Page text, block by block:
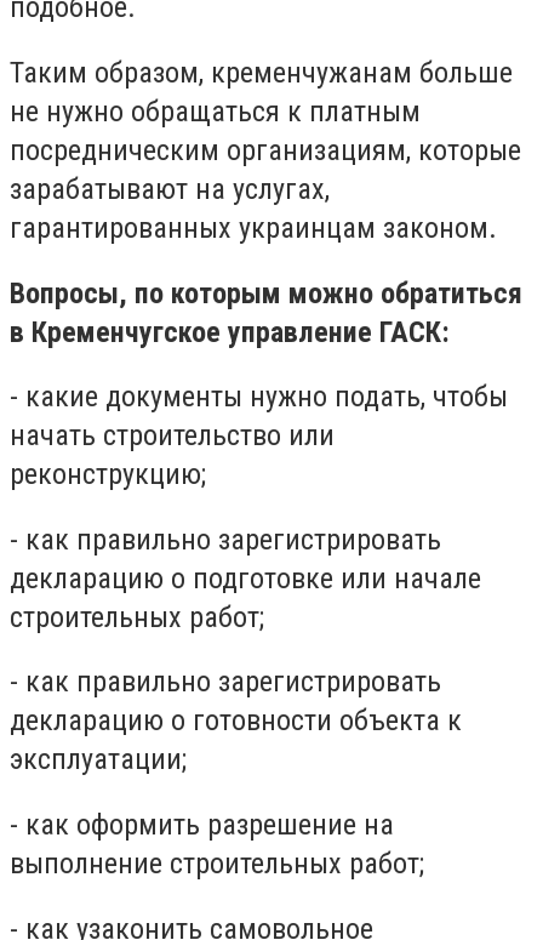
подобное.
Таким образом, кременчужанам больше
не нужно обращаться к платным
посредническим организациям, которые
зарабатывают на услугах,
гарантированных украинцам законом.
Вопросы, по которым можно обратиться
в Кременчугское управление ГАСК:
- какие документы нужно подать, чтобы
начать строительство или
реконструкцию;
- как правильно зарегистрировать
декларацию о подготовке или начале
строительных работ;
- как правильно зарегистрировать
декларацию о готовности объекта к
эксплуатации;
- как оформить разрешение на
выполнение строительных работ;
- как узаконить самовольное